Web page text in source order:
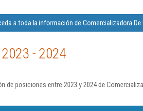
a toda la información de Comercializadora De
- 2024
posiciones entre 2023 y 2024 de